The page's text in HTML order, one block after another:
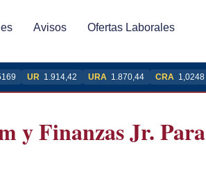
Avisos Ofertas Laborales
UR 1.914,42 URA 1.870,44 CRA 1,0248
y Finanzas Jr. Para